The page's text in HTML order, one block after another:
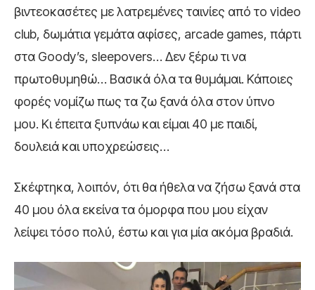
βιντεοκασέτες με λατρεμένες ταινίες από το video
club, δωμάτια γεμάτα αφίσες, arcade games, πάρτι
στα Goody’s, sleepovers… Δεν ξέρω τι να
πρωτοθυμηθώ… Βασικά όλα τα θυμάμαι. Κάποιες
φορές νομίζω πως τα ζω ξανά όλα στον ύπνο
μου. Κι έπειτα ξυπνάω και είμαι 40 με παιδί,
δουλειά και υποχρεώσεις…
Σκέφτηκα, λοιπόν, ότι θα ήθελα να ζήσω ξανά στα
40 μου όλα εκείνα τα όμορφα που μου είχαν
λείψει τόσο πολύ, έστω και για μία ακόμα βραδιά.